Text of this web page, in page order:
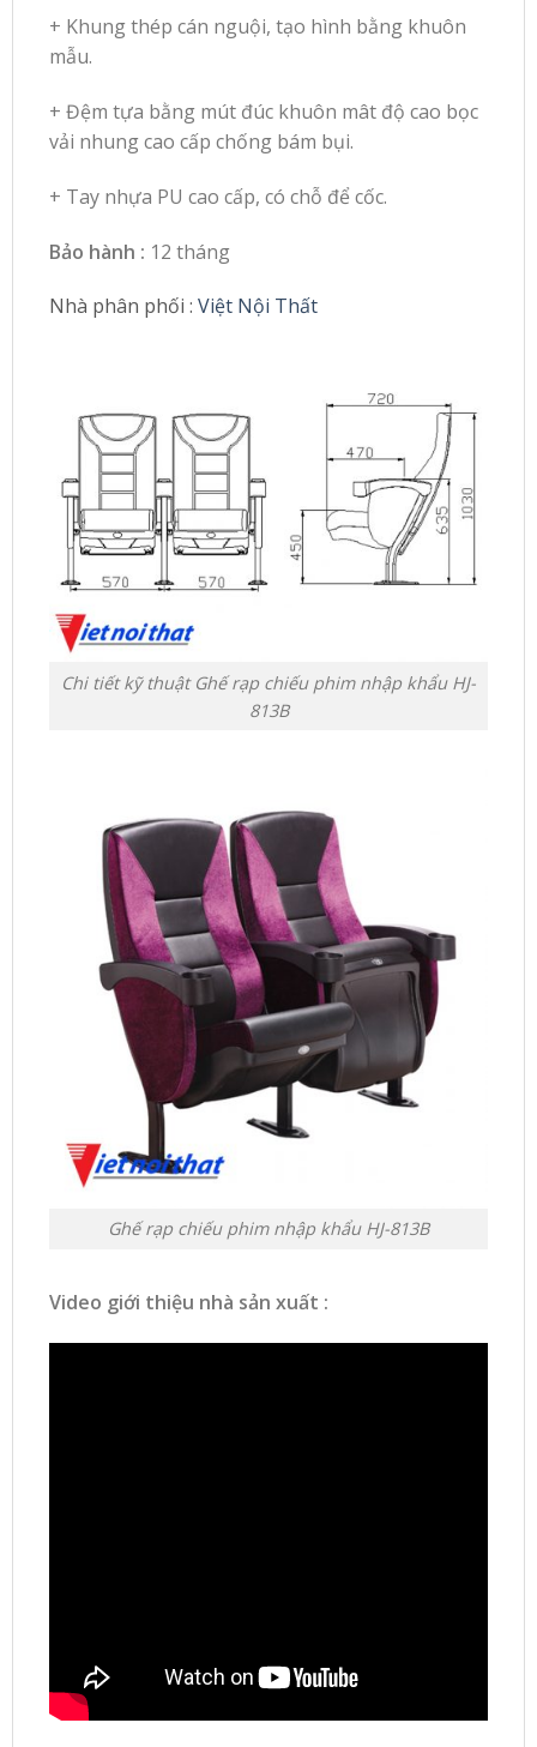
+ Khung thép cán nguội, tạo hình bằng khuôn
mẫu.
+ Đệm tựa bằng mút đúc khuôn mât độ cao bọc
vải nhung cao cấp chống bám bụi.
+ Tay nhựa PU cao cấp, có chỗ để cốc.
Bảo hành : 12 tháng
Nhà phân phối : Việt Nội Thất
Chi tiết kỹ thuật Ghế rạp chiếu phim nhập khẩu HJ-
813B
Ghế rạp chiếu phim nhập khẩu HJ-813B
Video giới thiệu nhà sản xuất :